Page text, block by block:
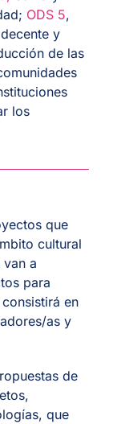
ODS 5,
y
de las
los
que
cultural
van a
para
en
as y
de
que